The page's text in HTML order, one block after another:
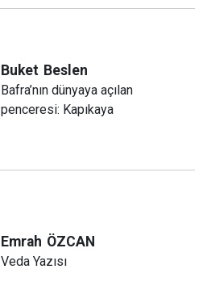
Buket Beslen
Bafra’nın dünyaya açılan
penceresi: Kapıkaya
Emrah ÖZCAN
Veda Yazısı